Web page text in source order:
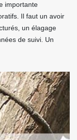
importante
Il faut un avoir
un élagage
de suivi. Un